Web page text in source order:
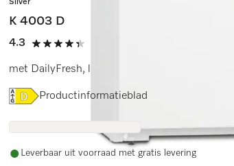
Silver
K 4003 D
4.3
4.3 sterren op 5
met DailyFresh, led-verlichting en FLexiBoard
Online Label Flag, Energielabel
Productinformatieblad
Leverbaar uit voorraad met gratis levering